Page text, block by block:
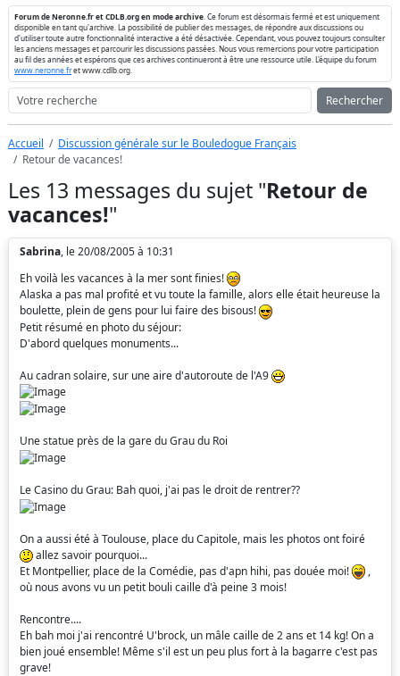
Forum de Neronne.fr et CDLB.org en mode archive . Ce forum est désormais fermé et est uniquement
disponible en tant qu'archive. La possibilité de publier des messages, de répondre aux discussions ou
d'utiliser toute autre fonctionnalité interactive a été désactivée. Cependant, vous pouvez toujours consulter
les anciens messages et parcourir les discussions passées. Nous vous remercions pour votre participation
au fil des années et espérons que ces archives continueront à être une ressource utile. L'équipe du forum
www.neronne.fret www.cdlb.org.
Rechercher
Accueil
Discussion générale sur le Bouledogue Français
Retour de vacances!
Les 13 messages du sujet "Retour de
vacances!"
Sabrina, le 20/08/2005 à 10:31
Eh voilà les vacances à la mer sont finies!
Alaska a pas mal profité et vu toute la famille, alors elle était heureuse la
boulette, plein de gens pour lui faire des bisous!
Petit résumé en photo du séjour:
D'abord quelques monuments...
Au cadran solaire, sur une aire d'autoroute de l'A9
Une statue près de la gare du Grau du Roi
Le Casino du Grau: Bah quoi, j'ai pas le droit de rentrer??
On a aussi été à Toulouse, place du Capitole, mais les photos ont foiré
allez savoir pourquoi...
Et Montpellier, place de la Comédie, pas d'apn hihi, pas douée moi!
,
où nous avons vu un petit bouli caille d'à peine 3 mois!
Rencontre....
Eh bah moi j'ai rencontré U'brock, un mâle caille de 2 ans et 14 kg! On a
bien joué ensemble! Même s'il est un peu plus fort à la bagarre c'est pas
grave!